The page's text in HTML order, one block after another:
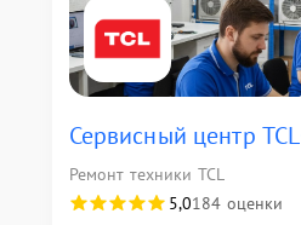
Сервисный центр TCL
Ремонт техники TCL
5,0184 оценки